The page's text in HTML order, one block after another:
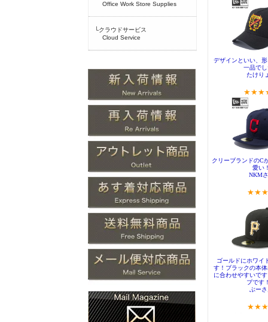
Office Work Store Supplies
└クラウドサービス
Cloud Service